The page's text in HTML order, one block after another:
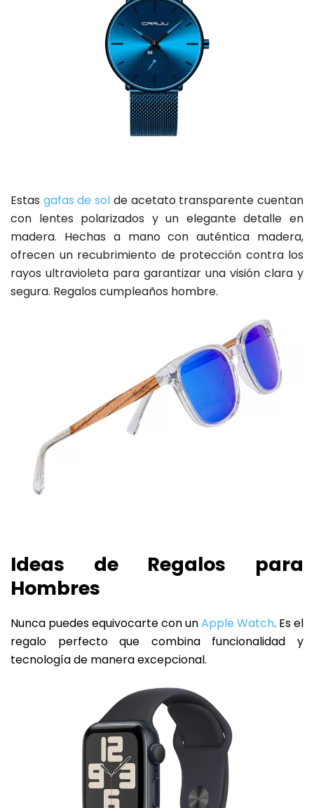
Estas gafas de sol de acetato transparente cuentan
con lentes polarizados y un elegante detalle en
madera. Hechas a mano con auténtica madera,
ofrecen un recubrimiento de protección contra los
rayos ultravioleta para garantizar una visión clara y
segura. Regalos cumpleaños hombre.
Ideas de Regalos para
Hombres
Nunca puedes equivocarte con unApple Watch. Es el
regalo perfecto que combina funcionalidad y
tecnología de manera excepcional.